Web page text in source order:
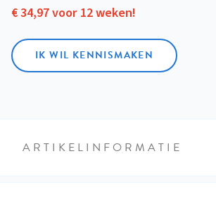
€ 34,97 voor 12 weken!
IK WIL KENNISMAKEN
ARTIKELINFORMATIE